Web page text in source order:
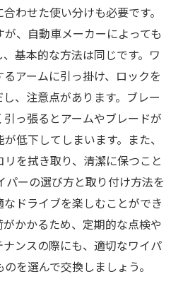
わせた使い分けも必要です。
、自動車メーカーによっても
基本的な方法は同じです。ワ
アームに引っ掛け、ロックを
、注意点があります。ブレー
っ張るとアームやブレードが
低下してしまいます。また、
を拭き取り、清潔に保つこと
パーの選び方と取り付け方法を
ドライブを楽しむことができ
かかるため、定期的な点検や
ンスの際にも、適切なワイパ
を選んで交換しましょう。